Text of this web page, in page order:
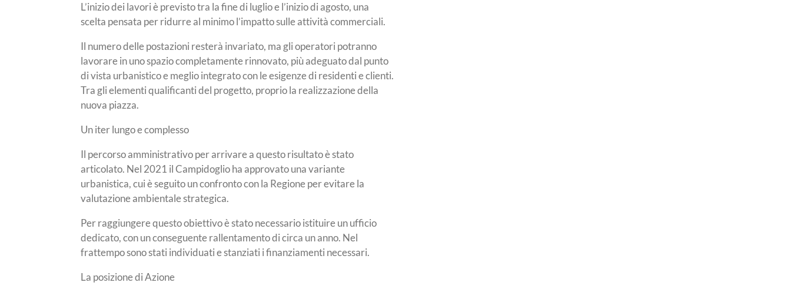
L’inizio dei lavori è previsto tra la fine di luglio e l’inizio di agosto, una
scelta pensata per ridurre al minimo l’impatto sulle attività commerciali.
Il numero delle postazioni resterà invariato, ma gli operatori potranno
lavorare in uno spazio completamente rinnovato, più adeguato dal punto
di vista urbanistico e meglio integrato con le esigenze di residenti e clienti.
Tra gli elementi qualificanti del progetto, proprio la realizzazione della
nuova piazza.
Un iter lungo e complesso
Il percorso amministrativo per arrivare a questo risultato è stato
articolato. Nel 2021 il Campidoglio ha approvato una variante
urbanistica, cui è seguito un confronto con la Regione per evitare la
valutazione ambientale strategica.
Per raggiungere questo obiettivo è stato necessario istituire un ufficio
dedicato, con un conseguente rallentamento di circa un anno. Nel
frattempo sono stati individuati e stanziati i finanziamenti necessari.
La posizione di Azione